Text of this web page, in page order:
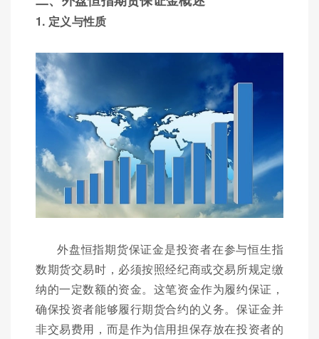
1. 定义与性质
外盘恒指期货保证金是投资者在参与恒生指
数期货交易时，必须按照经纪商或交易所规定缴
纳的一定数额的资金。这笔资金作为履约保证，
确保投资者能够履行期货合约的义务。保证金并
非交易费用，而是作为信用担保存放在投资者的